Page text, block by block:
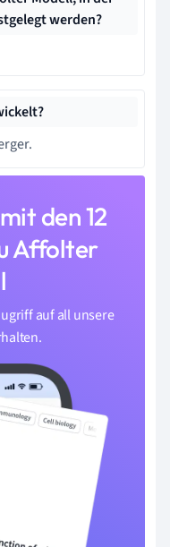
werden?
den 12
Affolter
auf all unsere